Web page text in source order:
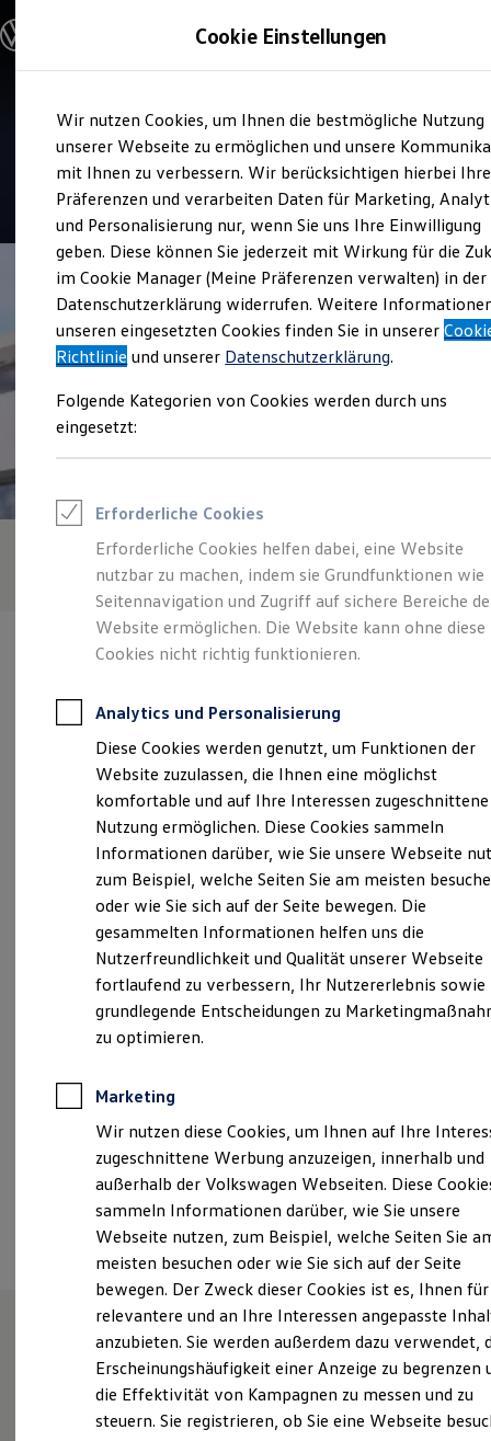
Hauptinhalt
springen
Footer
springen
Modelle & Konfigurator
Nutzfahrzeugkategorien entdecken
Modelle konfigurieren
Vorgängermodelle und Oldtimer
Vorgängermodelle
Oldtimer
Bulli Historie
Branchenlösungen & Gewerbekunden
Umbaulösungen und Hersteller finden
Auf- und Umbauten entdecken & konfigurieren
Groß- und Sonderkunden
Großkunden
Kommunen & Behörden
Journalisten
Sportvereine
Branchenlösungen
Gewerbliche Personenbeförderung
Service & mobile Werkstätten
Kühlfahrzeuge
ONE Business ID Vorteile
Fahrzeugsuche & Marktplatz
Fahrzeugsuche
Fahrzeuge online kaufen
Digitaler Marktplatz
Kauf & Finanzierung
Online-Fahrzeugbewertung
Aktionen & Angebote
Für Gewerbekunden
Profi Paket
TopDeal
Gebrauchtwagen
ProfiPartner für Gebrauchtwagen
Zertifizierte Gebrauchtwagen
Finanzierung
Für Privatkunden
Für Gewerbekunden
Leasing
Für Privatkunden
Für Gewerbekunden
Versicherungen & Garantien
Garantien
Kfz-Versicherung für Nutzfahrzeuge
Restschuldversicherung
Wartungsverträge
Besitzer & Service
Sommer-Special
Reparatur, Pflege & Inspektion
Servicetermin anfragen
Service-Vorteile bei Volkswagen Nutzfahrzeuge
Economy Service
Räder & Reifen Service
Ersatzfahrzeuge
Notdienst und Pannenhilfe
Software, Konnektivität & Apps
California App
VW Connect für Ihren ID. Buzz
VW Connect für Ihren Transporter/Caravelle
VW Connect für Ihren Amarok
VW Connect für andere Modelle
Connect Pro
Fleet Interface Data
Multistop Pathfinder
Service
Mirschel Automobile
4.6| 39 Bewertungen
Verantwortlich für die Inhalte auf dieser Seite ist die Mirschel
Automobile GmbH (Impressum & Rechtliches)
Pyrmonter Straße 53, 32676 Lügde
info@mirschel.automobile.de
+49 5281 98040
Montag-Freitag 07:30-17:00 Uhr
Samstag
09:00 -12:00 Uhr
Ansprechpartner
Termin vereinbaren
Unsere Leistungenim
Überblick
Cookie Einstellungen
Wir nutzen Cookies, um Ihnen die bestmögliche Nutzung
unserer Webseite zu ermöglichen und unsere
mit Ihnen zu verbessern. Wir berücksichtigen hierbei Ihre
Präferenzen und verarbeiten Daten für Marketing,
und Personalisierung nur, wenn Sie uns Ihre Einwilligung
geben. Diese können Sie jederzeit mit Wirkung für die
im Cookie Manager (Meine Präferenzen verwalten) in der
Datenschutzerklärung widerrufen. Weitere
unseren eingesetzten Cookies finden Sie in unserer
Richtlinie und unserer Datenschutzerklärung.
Folgende Kategorien von Cookies werden durch uns
eingesetzt:
Erforderliche Cookies
Erforderliche Cookies helfen dabei, eine Website
nutzbar zu machen, indem sie Grundfunktionen wie
Seitennavigation und Zugriff auf sichere Bereiche
Website ermöglichen. Die Website kann ohne diese
Cookies nicht richtig funktionieren.
Analytics und Personalisierung
Diese Cookies werden genutzt, um Funktionen der
Website zuzulassen, die Ihnen eine möglichst
komfortable und auf Ihre Interessen zugeschnittene
Nutzung ermöglichen. Diese Cookies sammeln
Informationen darüber, wie Sie unsere Webseite
zum Beispiel, welche Seiten Sie am meisten
oder wie Sie sich auf der Seite bewegen. Die
gesammelten Informationen helfen uns die
Nutzerfreundlichkeit und Qualität unserer Webseite
fortlaufend zu verbessern, Ihr Nutzererlebnis sowie
grundlegende Entscheidungen zu
zu optimieren.
Marketing
Wir nutzen diese Cookies, um Ihnen auf Ihre
zugeschnittene Werbung anzuzeigen, innerhalb und
außerhalb der Volkswagen Webseiten. Diese
sammeln Informationen darüber, wie Sie unsere
Webseite nutzen, zum Beispiel, welche Seiten Sie
meisten besuchen oder wie Sie sich auf der Seite
bewegen. Der Zweck dieser Cookies ist es, Ihnen für
relevantere und an Ihre Interessen angepasste
anzubieten. Sie werden außerdem dazu verwendet,
Erscheinungshäufigkeit einer Anzeige zu begrenzen
die Effektivität von Kampagnen zu messen und zu
steuern. Sie registrieren, ob Sie eine Webseite